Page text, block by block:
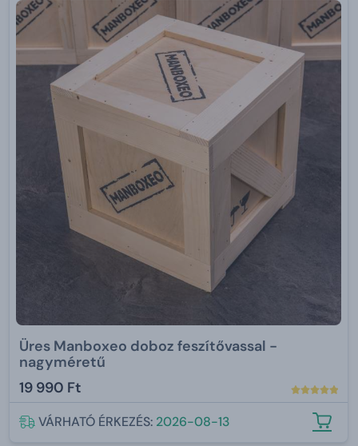
Üres Manboxeo doboz feszítővassal -
nagyméretű
19 990 Ft
VÁRHATÓ ÉRKEZÉS: 2026-08-13